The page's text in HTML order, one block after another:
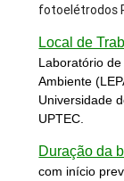
fotoelétrodos
Local de
Laboratório
Ambiente
Universidade
UPTEC.
Duração da
com início